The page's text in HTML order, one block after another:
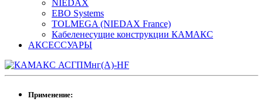
NIEDAX
EBO Systems
TOLMEGA (NIEDAX France)
Кабеленесущие конструкции КАМАКС
АКСЕССУАРЫ
Применение: